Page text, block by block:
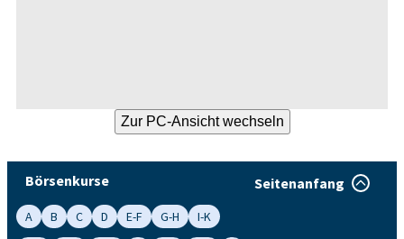
Börsenkurse Seitenanfang
A B C D E-F G-H
I-K